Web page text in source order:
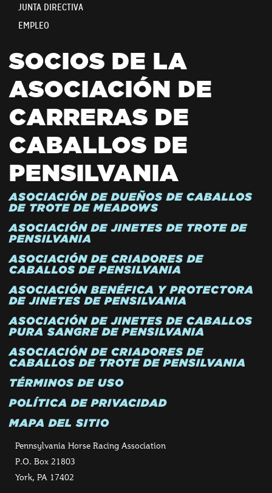
JUNTA DIRECTIVA
EMPLEO
SOCIOS DE LA
ASOCIACIÓN DE
CARRERAS DE
CABALLOS DE
PENSILVANIA
ASOCIACIÓN DE DUEÑOS DE CABALLOS
DE TROTE DE MEADOWS
ASOCIACIÓN DE JINETES DE TROTE DE
PENSILVANIA
ASOCIACIÓN DE CRIADORES DE
CABALLOS DE PENSILVANIA
ASOCIACIÓN BENÉFICA Y PROTECTORA
DE JINETES DE PENSILVANIA
ASOCIACIÓN DE JINETES DE CABALLOS
PURA SANGRE DE PENSILVANIA
ASOCIACIÓN DE CRIADORES DE
CABALLOS DE TROTE DE PENSILVANIA
TÉRMINOS DE USO
POLÍTICA DE PRIVACIDAD
MAPA DEL SITIO
Pennsylvania Horse Racing Association
P.O. Box 21803
York, PA 17402